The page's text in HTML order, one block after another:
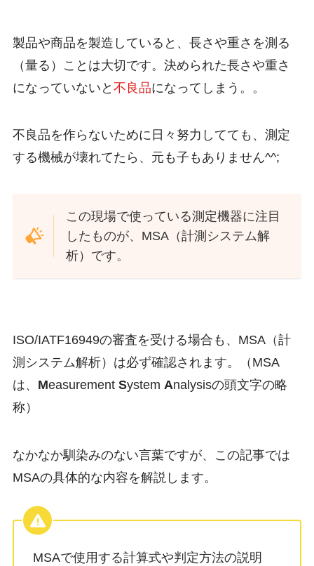
製品や商品を製造していると、長さや重さを測る
（量る）ことは大切です。決められた長さや重さ
になっていないと 不良品になってしまう。。
不良品を作らないために日々努力してても、測定
する機械が壊れてたら、元も子もありません^^;
この現場で使っている測定機器に注目
したものが、MSA（計測システム解
析）です。
ISO/IATF16949の審査を受ける場合も、MSA（計
測システム解析）は必ず確認されます。（MSA
は、 Measurement System Analysisの頭文字の略
称）
なかなか馴染みのない言葉ですが、この記事では
MSAの具体的な内容を解説します。
MSAで使用する計算式や判定方法の説明